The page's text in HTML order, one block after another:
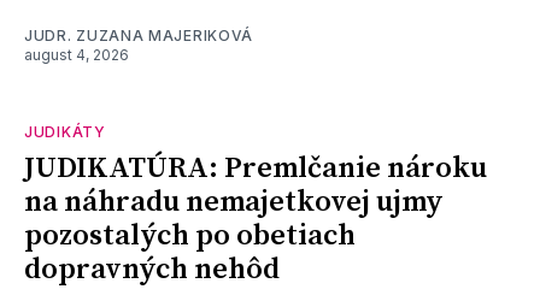
JUDR. ZUZANA MAJERIKOVÁ
august 4, 2026
JUDIKÁTY
JUDIKATÚRA: Premlčanie nároku
na náhradu nemajetkovej ujmy
pozostalých po obetiach
dopravných nehôd